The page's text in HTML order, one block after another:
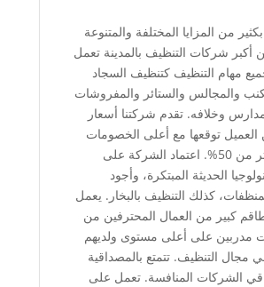
من المزايا المختلفة والمتنوعة
أكبر شركات التنظيف بالمدينة تعمل
مهام التنظيف كتنظيف السجاد
والمجالس والستائر والمفروشات
وخلافه. تقدم شركتنا أسعار
العميل توقعها مع أعلى الخصومات
التي تصل لأكثر من 50%. اعتماد الشركة على
الحديثة المبتكرة، وأجود
كذلك التنظيف بالبخار. يعمل
كبير من العمال المحترفين من
مدربين على أعلى مستوى ولديهم
مجال التنظيف. تتمتع بالمصداقية
الشركات المنافسة. تعمل على